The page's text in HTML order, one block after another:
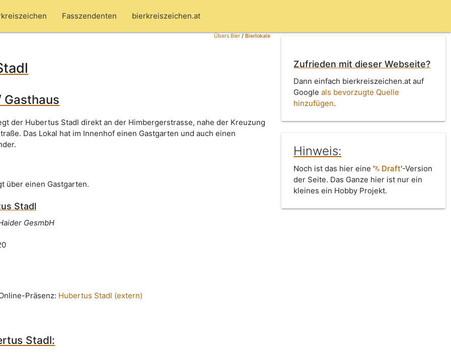
Fasszendenten bierkreiszeichen.at
Übers Bier/Bierlokale
Gasthaus
der Hubertus Stadl direkt an der Himbergerstrasse, nahe der Kreuzung
Das Lokal hat im Innenhof einen Gastgarten und auch einen
über einen Gastgarten.
Stadl
GesmbH
Präsenz: Hubertus Stadl (extern)
Stadl:
Zufrieden mit dieser Webseite?
Dann einfach bierkreiszeichen.at auf
Googleals bevorzugte Quelle
hinzufügen.
Hinweis:
Noch ist das hier eine ' Draft'-Version
der Seite. Das Ganze hier ist nur ein
kleines ein Hobby Projekt.